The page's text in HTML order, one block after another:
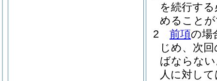
を続行す
めること
2
前項の場
じめ、次
ばならな
人に対し